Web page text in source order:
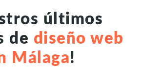
últimos
de diseño web
Málaga!